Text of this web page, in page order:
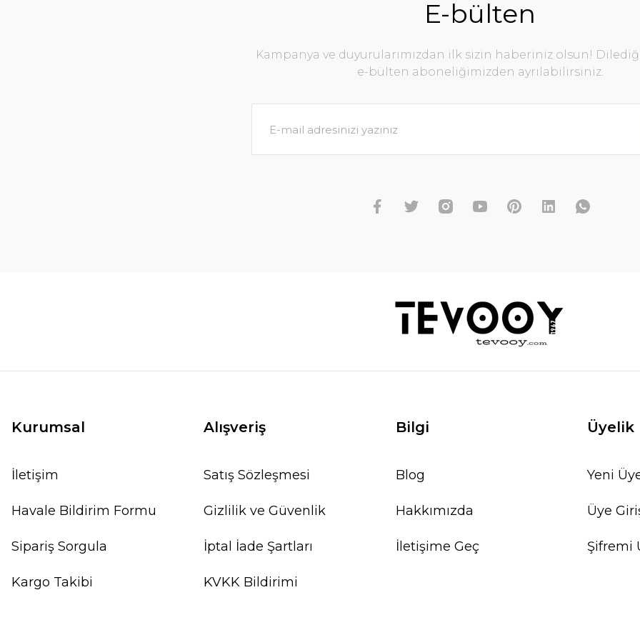
E-bülten
Kampanya ve duyurularımızdan ilk sizin haberiniz olsun!
e-bülten aboneliğimizden ayrılabilirsiniz.
Kurumsal
İletişim
Havale Bildirim Formu
Sipariş Sorgula
Kargo Takibi
Alışveriş
Satış Sözleşmesi
Gizlilik ve Güvenlik
İptal İade Şartları
KVKK Bildirimi
Bilgi
Blog
Hakkımızda
İletişime Geç
Üyelik
Yeni
Üye
Şifremi